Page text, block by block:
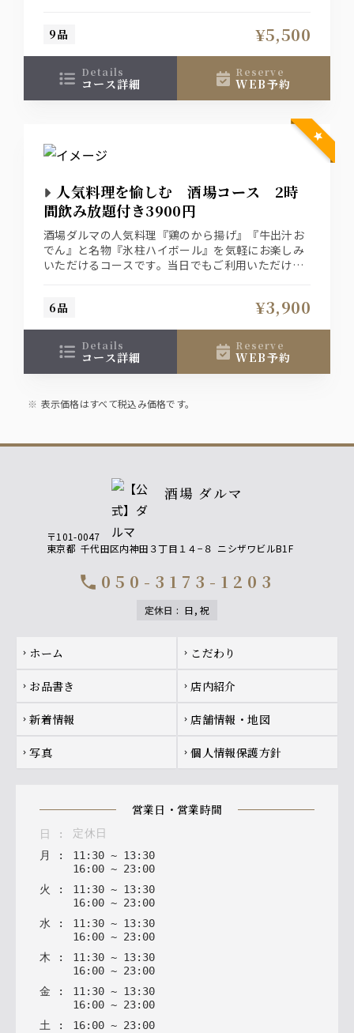
9品 ¥5,500
details
コース詳細
reserve
WEB予約
人気料理を愉しむ 酒場コース 2時
間飲み放題付き3900円
酒場ダルマの人気料理『鶏のから揚げ』『牛出汁お
でん』と名物『氷柱ハイボール』を気軽にお楽しみ
いただけるコースです。当日でもご利用いただけま
6品
¥3,900
details
コース詳細
reserve
WEB予約
表示価格はすべて税込み価格です。
酒場 ダルマ
〒101-0047
東京都 千代田区内神田３丁目１４−８ ニシザワビルB1F
call 050-3173-1203
定休日 : 日, 祝
Footer navigation
chevron_right ホーム chevron_right こだわり
chevron_right お品書き chevron_right 店内紹介
chevron_right 新着情報 chevron_right 店舗情報・地図
chevron_right 写真 chevron_right 個人情報保護方針
営業日・営業時間
日 :
定休日
月
: 11 : 30 ~ 13: 30
16: 00 ~ 23: 00
火
: 11 : 30 ~ 13: 30
16: 00 ~ 23: 00
水 : 11 : 30 ~ 13: 30
16: 00 ~ 23: 00
木 : 11 : 30 ~ 13: 30
16: 00 ~ 23: 00
金 : 11 : 30 ~ 13: 30
16: 00 ~ 23: 00
土 : 16: 00 ~ 23: 00